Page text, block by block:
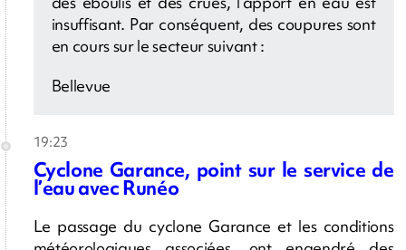
insuffisant. Par conséquent, des coupures sont
en cours sur le secteur suivant :
Bellevue
19:23
Cyclone Garance, point sur le service de
l’eau avec Runéo
Le passage du cyclone Garance et les conditions